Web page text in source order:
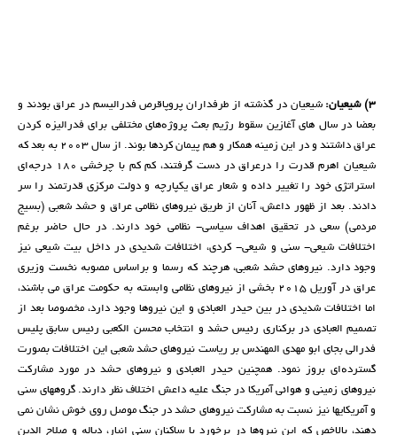
٣) شیعیان:
شیعیان در گذشتە از طرفداران پروپاقرص فدرالیسم در عراق بودند و
بعضا در سال های آغازین سقوط رژیم بعث پروژەهای مختلفی برای فدرالیزە کردن
عراق داشتند و در این زمینە همکار و هم پیمان کردها بوند. از سال ٢٠٠٣ بە بعد کە
شیعیان اهرم قدرت را درعراق در دست گرفتند، کم کم با چرخشی ١٨٠ درجەای
استراتژی خود را تغییر دادە و شعار عراق یکپارچە و دولت مرکزی قدرتمند را سر
دادند. بعد از ظهور داعش، آنان از طریق نیروهای نظامی عراق و حشد شعبی (بسیج
مردمی) سعی در تحقیق اهداف سیاسی- نظامی خود دارند. در حال حاضر برغم
اختلافات شیعی- سنی و شیعی- کردی، اختلافات شدیدی در داخل بیت شیعی نیز
وجود دارد. نیروهای حشد شعبی، هرچند کە رسما و براساس مصوبە نخست وزیری
عراق در آوریل ٢٠١٥ بخشی از نیروهای نظامی وابستە بە حکومت عراق می باشند،
اما اختلافات شدیدی در بین حیدر العبادی و این نیروها وجود دارد، مخصوصا بعد از
تصمیم العبادی در برکناری رئیس حشد و انتخاب محسن الکعبی رئیس سابق پلیس
فدرالی بجای ابو مهدی المهندس بر ریاست نیروهای حشد شعبی این اختلافات بصورت
گستردەای بروز نمود. همچنین حیدر العبادی و نیروهای حشد در مورد مشارکت
نیروهای زمینی و هوائی آمریکا در جنگ علیە داعش اختلاف نظر دارند. گروههای سنی
و آمریکایها نیز نسبت بە مشارکت نیروهای حشد در جنگ موصل روی خوش نشان نمی
دهند، بالاخص کە این نیروها در برخورد با ساکنان سنی انبار، دیالە و صلاح الدین